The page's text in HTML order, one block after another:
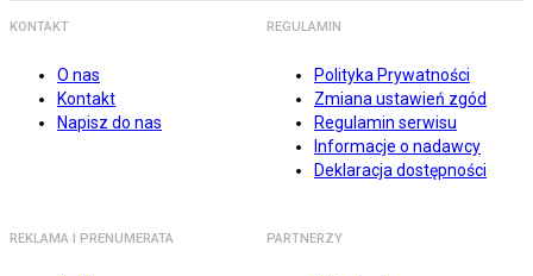
KONTAKT
O nas
Kontakt
Napisz do nas
REGULAMIN
Polityka Prywatności
Zmiana ustawień zgód
Regulamin serwisu
Informacje o nadawcy
Deklaracja dostępności
REKLAMA I PRENUMERATA PARTNERZY